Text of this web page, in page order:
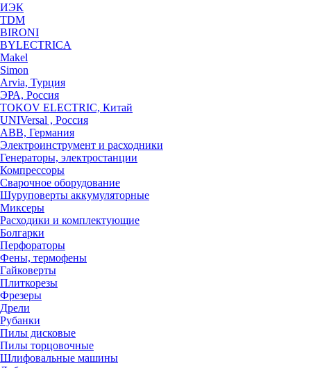
ИЭК
TDM
BIRONI
BYLECTRICA
Makel
Simon
Arvia, Турция
ЭРА, Россия
TOKOV ELECTRIC, Китай
UNIVersal , Россия
ABB, Германия
Электроинструмент и расходники
Генераторы, электростанции
Компрессоры
Сварочное оборудование
Шуруповерты аккумуляторные
Миксеры
Расходики и комплектующие
Болгарки
Перфораторы
Фены, термофены
Гайковерты
Плиткорезы
Фрезеры
Дрели
Рубанки
Пилы дисковые
Пилы торцовочные
Шлифовальные машины